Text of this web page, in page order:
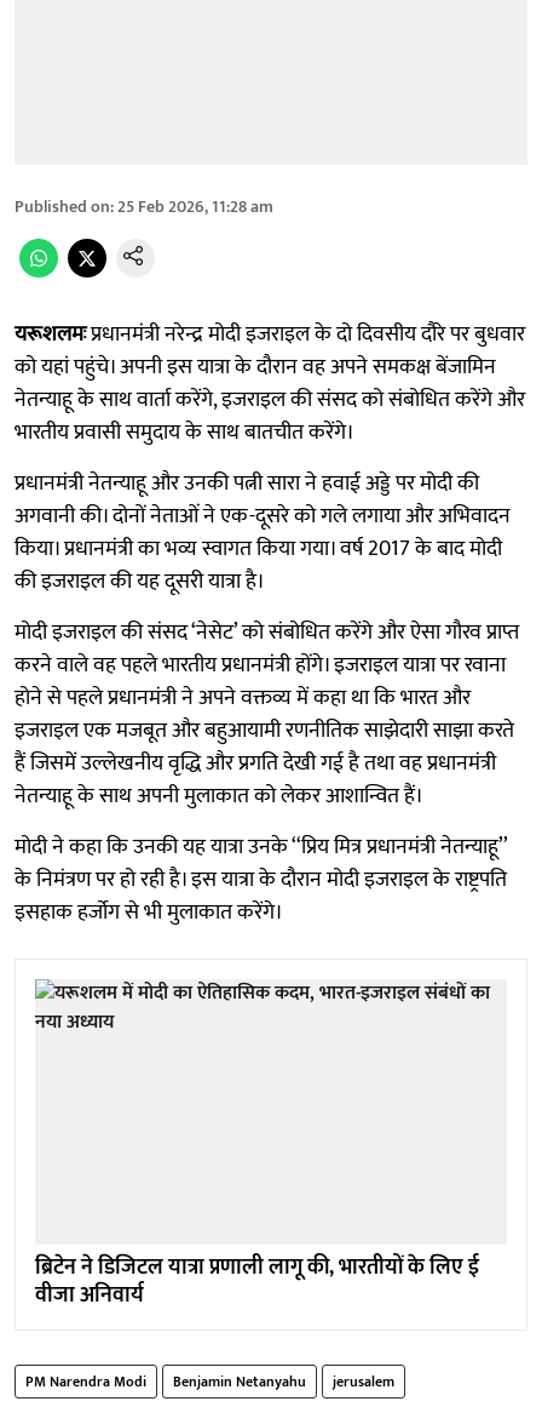
Published on:25 Feb 2026, 11:28 am
यरूशलमःप्रधानमंत्री नरेन्द्र मोदी इजराइल के दो दिवसीय दौरे पर बुधवार
को यहां पहुंचे। अपनी इस यात्रा के दौरान वह अपने समकक्ष बेंजामिन
नेतन्याहू के साथ वार्ता करेंगे, इजराइल की संसद को संबोधित करेंगे और
भारतीय प्रवासी समुदाय के साथ बातचीत करेंगे।
प्रधानमंत्री नेतन्याहू और उनकी पत्नी सारा ने हवाई अड्डे पर मोदी की
अगवानी की। दोनों नेताओं ने एक-दूसरे को गले लगाया और अभिवादन
किया। प्रधानमंत्री का भव्य स्वागत किया गया। वर्ष 2017 के बाद मोदी
की इजराइल की यह दूसरी यात्रा है।
मोदी इजराइल की संसद ‘नेसेट’ को संबोधित करेंगे और ऐसा गौरव प्राप्त
करने वाले वह पहले भारतीय प्रधानमंत्री होंगे। इजराइल यात्रा पर रवाना
होने से पहले प्रधानमंत्री ने अपने वक्तव्य में कहा था कि भारत और
इजराइल एक मजबूत और बहुआयामी रणनीतिक साझेदारी साझा करते
हैं जिसमें उल्लेखनीय वृद्धि और प्रगति देखी गई है तथा वह प्रधानमंत्री
नेतन्याहू के साथ अपनी मुलाकात को लेकर आशान्वित हैं।
मोदी ने कहा कि उनकी यह यात्रा उनके ‘‘प्रिय मित्र प्रधानमंत्री नेतन्याहू’’
के निमंत्रण पर हो रही है। इस यात्रा के दौरान मोदी इजराइल के राष्ट्रपति
इसहाक हर्जोग से भी मुलाकात करेंगे।
ब्रिटेन ने डिजिटल यात्रा प्रणाली लागू की, भारतीयों के लिए ई
वीजा अनिवार्य
PM Narendra Modi Benjamin Netanyahu
jerusalem